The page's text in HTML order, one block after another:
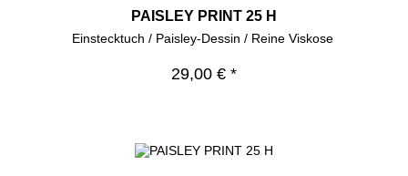
PAISLEY PRINT 25 H
Einstecktuch / Paisley-Dessin / Reine Viskose
29,00 € *